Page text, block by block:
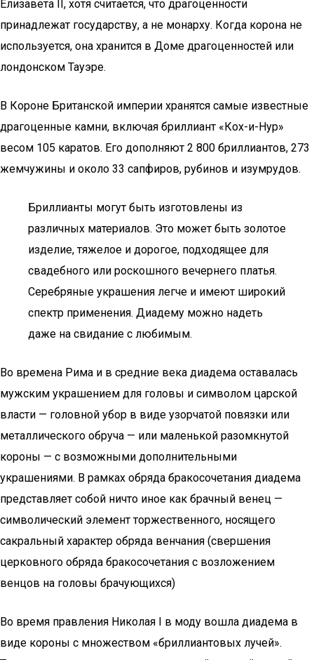
Елизавета II, хотя считается, что драгоценности
принадлежат государству, а не монарху. Когда корона не
используется, она хранится в Доме драгоценностей или
лондонском Тауэре.
В Короне Британской империи хранятся самые известные
драгоценные камни, включая бриллиант «Кох-и-Нур»
весом 105 каратов. Его дополняют 2 800 бриллиантов, 273
жемчужины и около 33 сапфиров, рубинов и изумрудов.
Бриллианты могут быть изготовлены из
различных материалов. Это может быть золотое
изделие, тяжелое и дорогое, подходящее для
свадебного или роскошного вечернего платья.
Серебряные украшения легче и имеют широкий
спектр применения. Диадему можно надеть
даже на свидание с любимым.
Во времена Рима и в средние века диадема оставалась
мужским украшением для головы и символом царской
власти — головной убор в виде узорчатой повязки или
металлического обруча — или маленькой разомкнутой
короны — с возможными дополнительными
украшениями. В рамках обряда бракосочетания диадема
представляет собой ничто иное как брачный венец —
символический элемент торжественного, носящего
сакральный характер обряда венчания (свершения
церковного обряда бракосочетания с возложением
венцов на головы брачующихся)
Во время правления Николая I в моду вошла диадема в
виде короны с множеством «бриллиантовых лучей».